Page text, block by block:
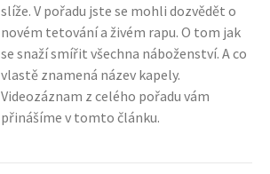
slíže. V pořadu jste se mohli dozvědět o
novém tetování a živém rapu. O tom jak
se snaží smířit všechna náboženství. A co
vlastě znamená název kapely.
Videozáznam z celého pořadu vám
přinášíme v tomto článku.